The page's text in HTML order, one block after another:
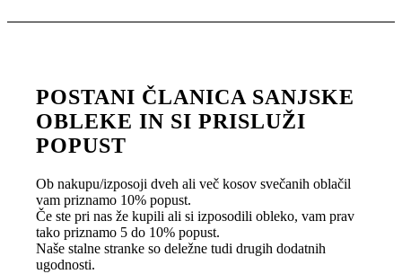
POSTANI ČLANICA SANJSKE
OBLEKE IN SI PRISLUŽI
POPUST
Ob nakupu/izposoji dveh ali več kosov svečanih oblačil
vam priznamo 10% popust.
Če ste pri nas že kupili ali si izposodili obleko, vam prav
tako priznamo 5 do 10% popust.
Naše stalne stranke so deležne tudi drugih dodatnih
ugodnosti.